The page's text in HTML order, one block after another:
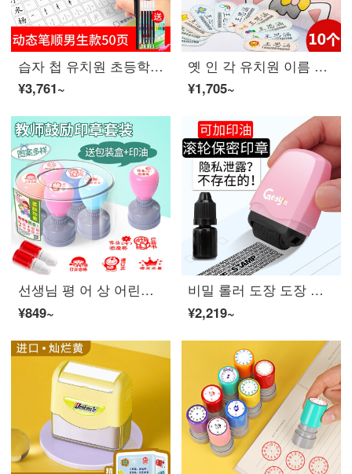
습자 첩 유치원 초등학생 어린이 정 해 이름 연습 자동 사라 진다 집필 기 동적 필순 일 획 2 학년 계몽 퍼 즐 낙서 홍본 3 - 6 세 소년 동적 필순 50 페이지
¥3,761~
옛 인 각 유치원 이름 에 수 를 놓 으 면 바느질 이 가능 하고 다림질 이 가능 하 다 패 치 를 맞 춰 아기 이름 을 붙 여 옷 라벨 을 만 들 고 어린이 교복 이불 은 틈 이 없고 방수 가 되 며 퇴색 되 지 않 는 원 각 10 개 [이름] 를 아기 이름 으로 표기 한다
¥1,705~
선생님 평 어 상 어린이 도장 카툰 귀엽다 칭찬 하 다 엄 지 짱 짱 짱 짱 짱 짱 짱 유치원 격려 하 다 초등학생 교사 용 빨 간 꽃 아기 상 하나
¥849~
비밀 롤러 도장 도장 도장 도장 도장 도장 도장 도장 도장 도장 도장 도장 도장 도장 도장 도장 도장 도장 도장 도장 도장 도장 도장 도장 도장 도장 도장 도장 도장 도장 도장 도장 도장 도장 도장 도장
¥2,219~